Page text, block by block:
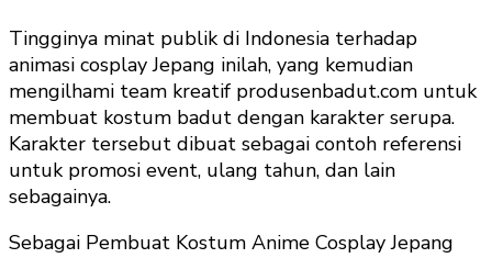
Tingginya minat publik di Indonesia terhadap
animasi cosplay Jepang inilah, yang kemudian
mengilhami team kreatif produsenbadut.com untuk
membuat kostum badut dengan karakter serupa.
Karakter tersebut dibuat sebagai contoh referensi
untuk promosi event, ulang tahun, dan lain
sebagainya.
Sebagai Pembuat Kostum Anime Cosplay Jepang